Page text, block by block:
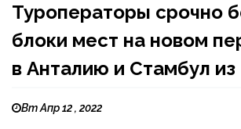
Туроператоры срочно
блоки мест на новом
в Анталию и Стамбул
Вт Апр 12 , 2022